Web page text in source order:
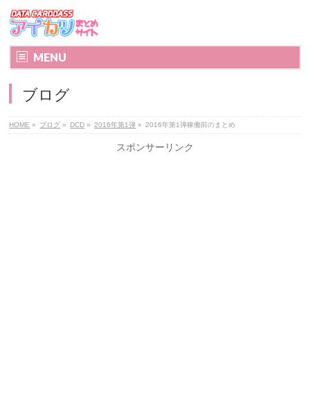
MENU
ブログ
HOME » ブログ » DCD » 2016年第1弾 » 2016年第1弾稼働前のまとめ
スポンサーリンク